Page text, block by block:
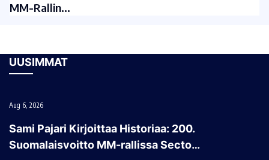
MM-Rallin…
UUSIMMAT
Aug 6, 2026
Sami Pajari Kirjoittaa Historiaa: 200.
Suomalaisvoitto MM-rallissa Secto…